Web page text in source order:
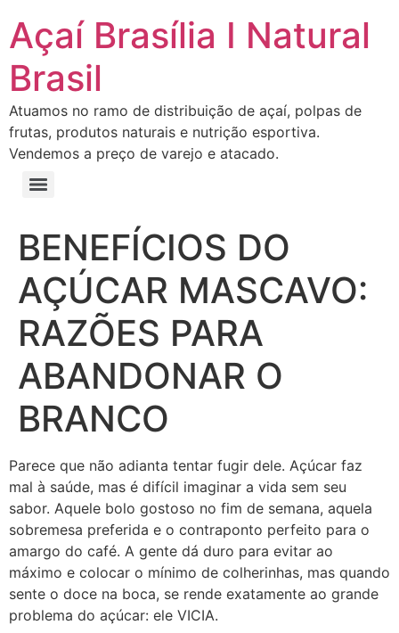
Açaí Brasília I Natural
Brasil
Atuamos no ramo de distribuição de açaí, polpas de
frutas, produtos naturais e nutrição esportiva.
Vendemos a preço de varejo e atacado.
BENEFÍCIOS DO
AÇÚCAR MASCAVO:
RAZÕES PARA
ABANDONAR O
BRANCO
Parece que não adianta tentar fugir dele. Açúcar faz
mal à saúde, mas é difícil imaginar a vida sem seu
sabor. Aquele bolo gostoso no fim de semana, aquela
sobremesa preferida e o contraponto perfeito para o
amargo do café. A gente dá duro para evitar ao
máximo e colocar o mínimo de colherinhas, mas quando
sente o doce na boca, se rende exatamente ao grande
problema do açúcar: ele VICIA.